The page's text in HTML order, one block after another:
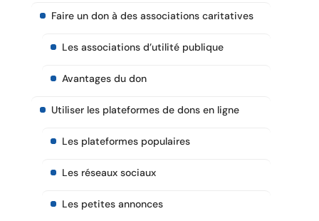
Faire un don à des associations caritatives
Les associations d’utilité publique
Avantages du don
Utiliser les plateformes de dons en ligne
Les plateformes populaires
Les réseaux sociaux
Les petites annonces